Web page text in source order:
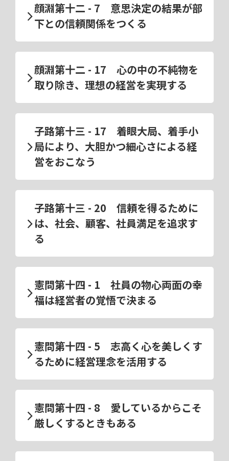
顔淵第十二 - 7 意思決定の結果が部
下との信頼関係をつくる
顔淵第十二 - 17 心の中の不純物を
取り除き、理想の経営を実現する
子路第十三 - 17 着眼大局、着手小
局により、大胆かつ細心さによる経
営をおこなう
子路第十三 - 20 信頼を得るために
は、社会、顧客、社員満足を追求す
る
憲問第十四 - 1 社員の物心両面の幸
福は経営者の覚悟で決まる
憲問第十四 - 5 志高く心を美しくす
るために経営理念を活用する
憲問第十四 - 8 愛しているからこそ
厳しくするときもある